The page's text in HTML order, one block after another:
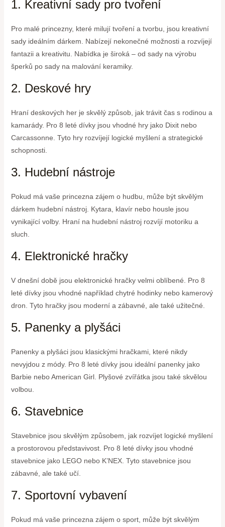
1. Kreativní sady pro tvoření
Pro malé princezny, které milují tvoření a tvorbu, jsou kreativní
sady ideálním dárkem. Nabízejí nekonečné možnosti a rozvíjejí
fantazii a kreativitu. Nabídka je široká – od sady na výrobu
šperků po sady na malování keramiky.
2. Deskové hry
Hraní deskových her je skvělý způsob, jak trávit čas s rodinou a
kamarády. Pro 8 leté dívky jsou vhodné hry jako Dixit nebo
Carcassonne. Tyto hry rozvíjejí logické myšlení a strategické
schopnosti.
3. Hudební nástroje
Pokud má vaše princezna zájem o hudbu, může být skvělým
dárkem hudební nástroj. Kytara, klavír nebo housle jsou
vynikající volby. Hraní na hudební nástroj rozvíjí motoriku a
sluch.
4. Elektronické hračky
V dnešní době jsou elektronické hračky velmi oblíbené. Pro 8
leté dívky jsou vhodné například chytré hodinky nebo kamerový
dron. Tyto hračky jsou moderní a zábavné, ale také užitečné.
5. Panenky a plyšáci
Panenky a plyšáci jsou klasickými hračkami, které nikdy
nevyjdou z módy. Pro 8 leté dívky jsou ideální panenky jako
Barbie nebo American Girl. Plyšové zvířátka jsou také skvělou
volbou.
6. Stavebnice
Stavebnice jsou skvělým způsobem, jak rozvíjet logické myšlení
a prostorovou představivost. Pro 8 leté dívky jsou vhodné
stavebnice jako LEGO nebo K’NEX. Tyto stavebnice jsou
zábavné, ale také učí.
7. Sportovní vybavení
Pokud má vaše princezna zájem o sport, může být skvělým